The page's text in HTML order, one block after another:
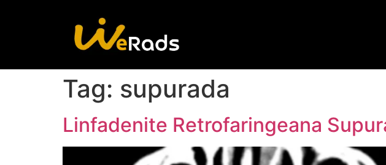
Tag: supurada
Linfadenite Retrofaringeana